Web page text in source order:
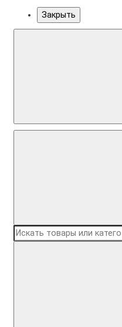
Закрыть